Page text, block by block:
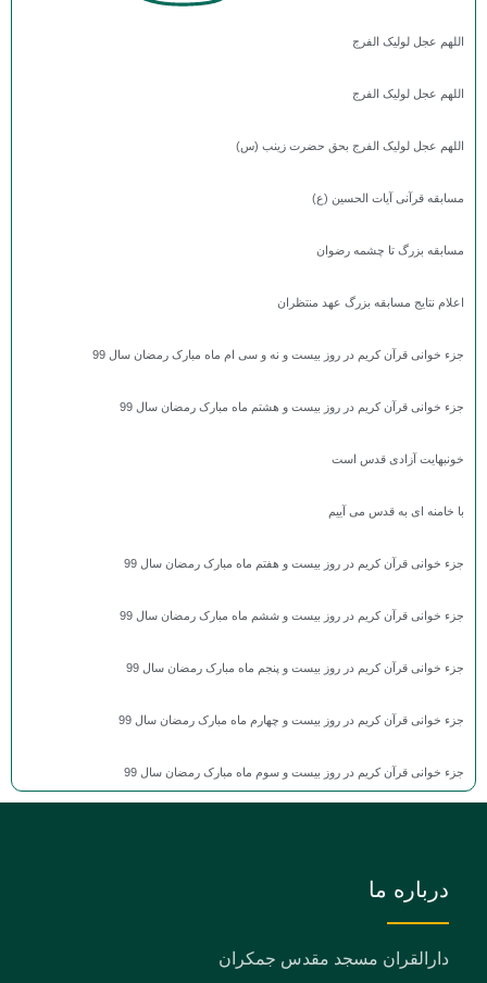
اللهم عجل لولیک الفرج
اللهم عجل لولیک الفرج
اللهم عجل لولیک الفرج بحق حضرت زینب (س)
مسابقه قرآنی آیات الحسین (ع)
مسابقه بزرگ تا چشمه رضوان
اعلام نتایج مسابقه بزرگ عهد منتظران
جزء خوانی قرآن کریم در روز بیست و نه و سی ام ماه مبارک رمضان سال 99
جزء خوانی قرآن کریم در روز بیست و هشتم ماه مبارک رمضان سال 99
خونبهایت آزادی قدس است
با خامنه ای به قدس می آییم
جزء خوانی قرآن کریم در روز بیست و هفتم ماه مبارک رمضان سال 99
جزء خوانی قرآن کریم در روز بیست و ششم ماه مبارک رمضان سال 99
جزء خوانی قرآن کریم در روز بیست و پنجم ماه مبارک رمضان سال 99
جزء خوانی قرآن کریم در روز بیست و چهارم ماه مبارک رمضان سال 99
جزء خوانی قرآن کریم در روز بیست و سوم ماه مبارک رمضان سال 99
درباره ما
دارالقران مسجد مقدس جمکران